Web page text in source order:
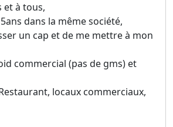
et à tous,
dans la même société,
un cap et de me mettre à mon
commercial (pas de gms) et
locaux commerciaux,